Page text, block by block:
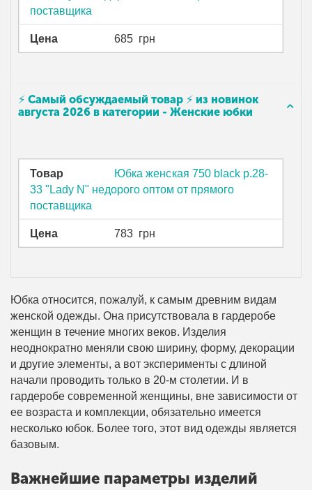
поставщика
Цена 685 грн
⚡ Самый обсуждаемый товар ⚡ из новинок
августа 2026 в категории - Женские юбки
Товар
Юбка женская 750 black р.28-
33 "Lady N" недорого оптом от прямого
поставщика
Цена 783 грн
Юбка относится, пожалуй, к самым древним видам
женской одежды. Она присутствовала в гардеробе
женщин в течение многих веков. Изделия
неоднократно меняли свою ширину, форму, декорации
и другие элементы, а вот эксперименты с длиной
начали проводить только в 20-м столетии. И в
гардеробе современной женщины, вне зависимости от
ее возраста и комплекции, обязательно имеется
несколько юбок. Более того, этот вид одежды является
базовым.
Важнейшие параметры изделий